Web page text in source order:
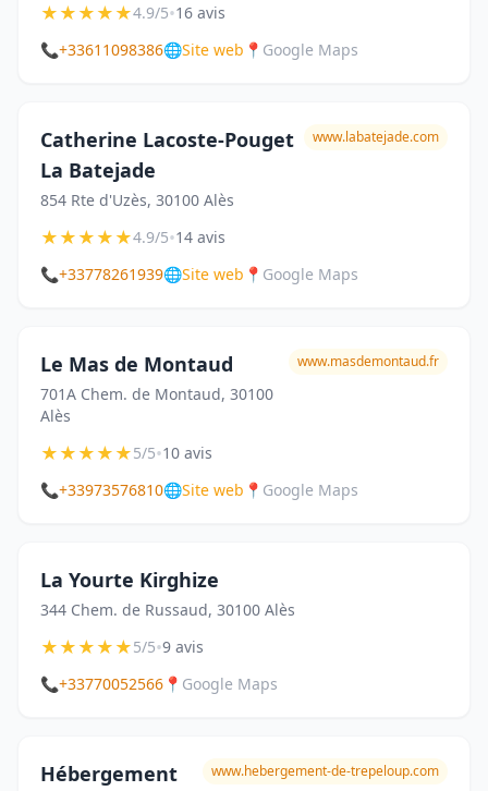
★★★★★4.9/5•16 avis
📞+33611098386🌐Site web 📍 Google Maps
Catherine Lacoste-Pouget
La Batejade
854 Rte d'Uzès, 30100 Alès
www.labatejade.com
★★★★★4.9/5•14 avis
📞+33778261939🌐Site web 📍 Google Maps
Le Mas de Montaud
701A Chem. de Montaud, 30100
Alès
www.masdemontaud.fr
★★★★★5/5•10 avis
📞+33973576810🌐Site web 📍 Google Maps
La Yourte Kirghize
344 Chem. de Russaud, 30100 Alès
★★★★★5/5•9 avis
📞+33770052566 📍 Google Maps
Hébergement www.hebergement-de-trepeloup.com